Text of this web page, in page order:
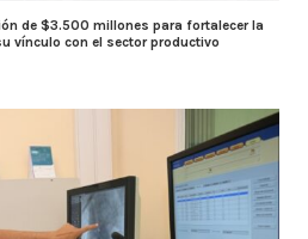
de $3.500 millones para fortalecer la
vínculo con el sector productivo